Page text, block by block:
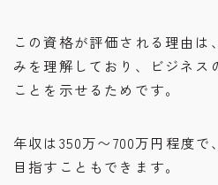
この資格が評価される理由は
みを理解しており、ビジネス
ことを示せるためです。
年収は350万〜700万円程度
目指すこともできます。